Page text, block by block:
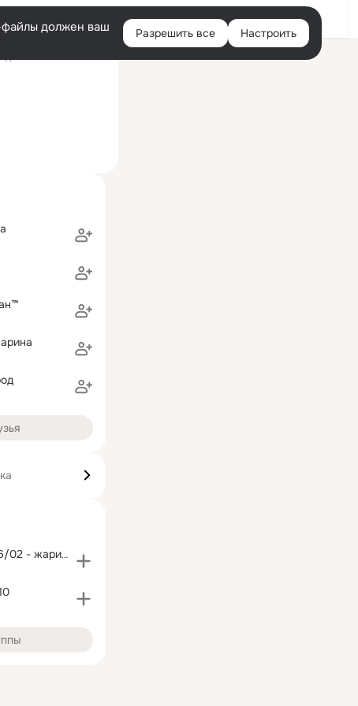
Войти
файлы должен ваш
Разрешить все Настроить
Бен Шемен 06/02 - жарим мясо и собираем грибы.